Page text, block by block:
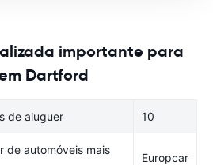
importante para
Dartford
de aluguer 10
de automóveis mais
Europcar